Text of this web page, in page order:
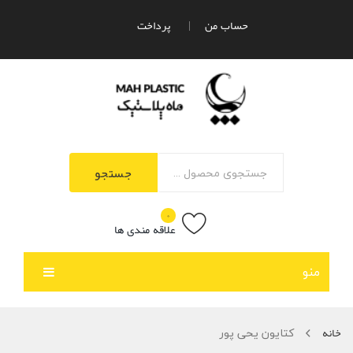
حساب من پرداخت
جستجو
۰
علاقه مندی ها
منو
محصولات
خانه کتایون یحی پور